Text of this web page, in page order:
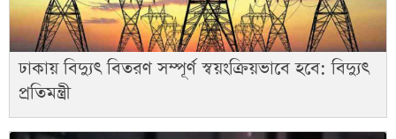
ঢাকায় বিদ্যুৎ বিতরণ সম্পূর্ণ স্বয়ংক্রিয়ভাবে হবে: বিদ্যুৎ
প্রতিমন্ত্রী